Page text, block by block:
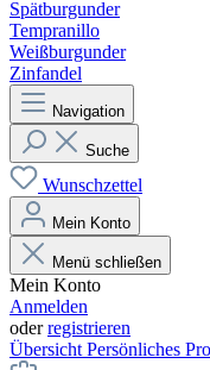
Spätburgunder
Tempranillo
Weißburgunder
Zinfandel
Navigation
Suche
Wunschzettel
Mein Konto
Menü schließen
Mein Konto
Anmelden
oderregistrieren
Übersicht Persönliches